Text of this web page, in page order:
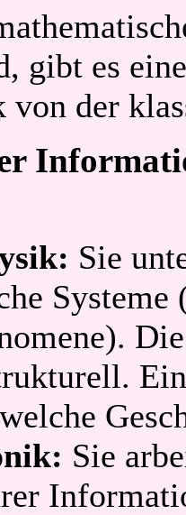
gibt es
von der
Sie
Systeme
Sie